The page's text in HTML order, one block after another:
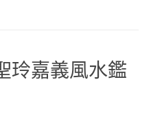
玲嘉義風水鑑